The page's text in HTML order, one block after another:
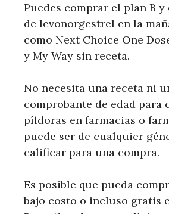
Puedes comprar el plan B
de levonorgestrel en la
como Next Choice One
y My Way sin receta.
No necesita una receta ni
comprobante de edad para
píldoras en farmacias o
puede ser de cualquier
calificar para una compra.
Es posible que pueda
bajo costo o incluso gratis